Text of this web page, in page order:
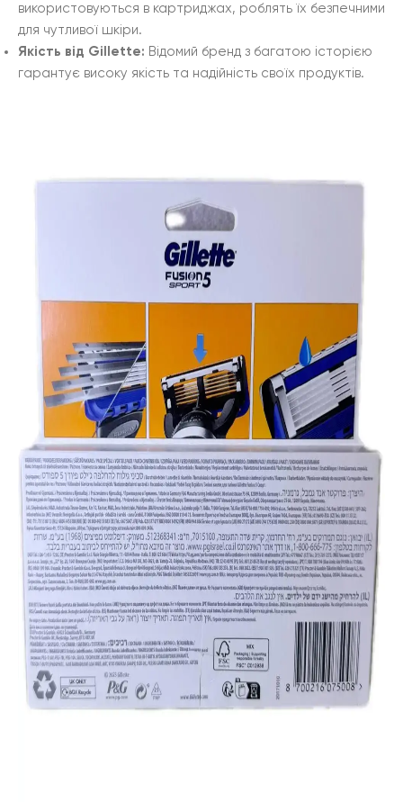
використовуються в картриджах, роблять їх безпечними
для чутливої шкіри.
Якість від Gillette: Відомий бренд з багатою історією
гарантує високу якість та надійність своїх продуктів.